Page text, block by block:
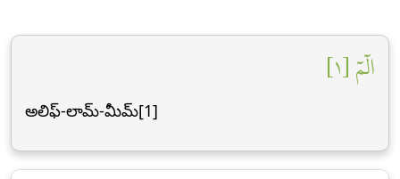
الٓمٓ [١]
అలిఫ్-లామ్-మీమ్[1]